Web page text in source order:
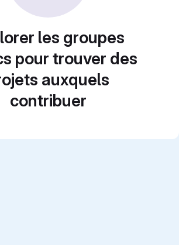
les groupes
pour trouver des
auxquels
contribuer